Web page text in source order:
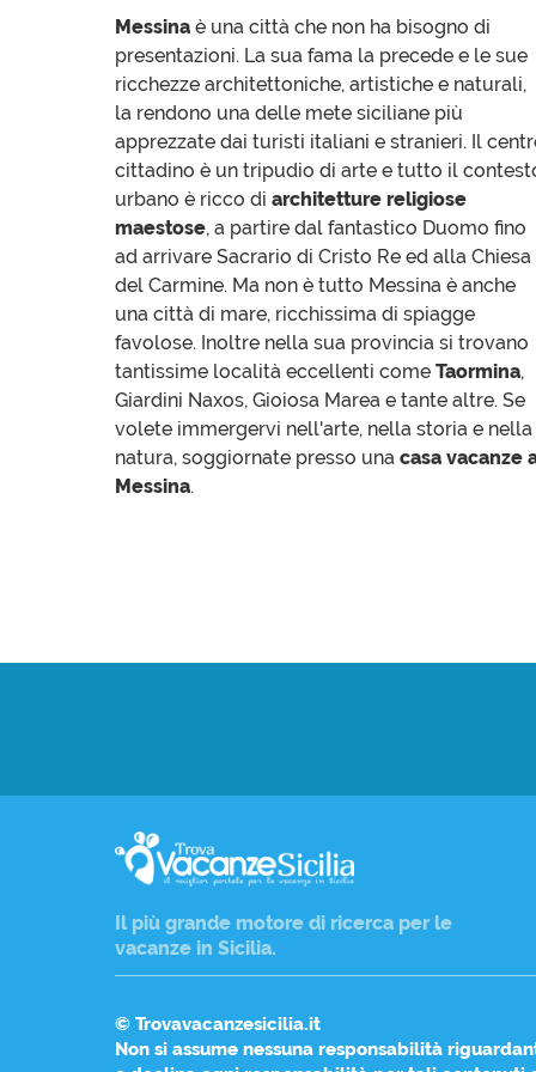
Messina è una città che non ha bisogno di
presentazioni. La sua fama la precede e le sue
ricchezze architettoniche, artistiche e naturali,
la rendono una delle mete siciliane più
apprezzate dai turisti italiani e stranieri. Il
cittadino è un tripudio di arte e tutto il
urbano è ricco di architetture religiose
maestose, a partire dal fantastico Duomo fino
ad arrivare Sacrario di Cristo Re ed alla Chiesa
del Carmine. Ma non è tutto Messina è anche
una città di mare, ricchissima di spiagge
favolose. Inoltre nella sua provincia si trovano
tantissime località eccellenti come Taormina,
Giardini Naxos, Gioiosa Marea e tante altre. Se
volete immergervi nell'arte, nella storia e nella
natura, soggiornate presso una casa vacanze
Messina.
Il più grande motore di ricerca per le
vacanze in Sicilia.
© Trovavacanzesicilia.it
Non si assume nessuna responsabilità